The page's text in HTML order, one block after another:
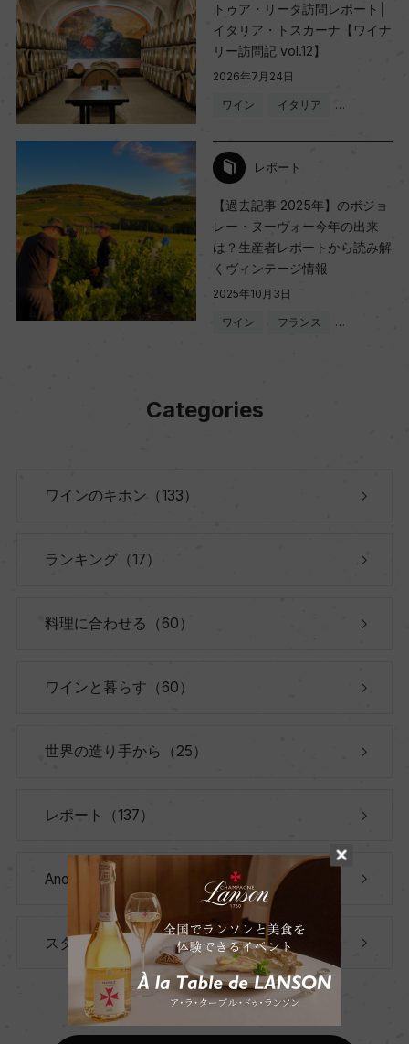
トゥア・リータ訪問レポート│
イタリア・トスカーナ【ワイナ
リー訪問記 vol.12】
2026年7月24日
ワイン イタリア …
レポート
【過去記事 2025年】のボジョ
レー・ヌーヴォー今年の出来
は？生産者レポートから読み解
くヴィンテージ情報
2025年10月3日
ワイン フランス …
Categories
ワインのキホン（133）
ランキング（17）
料理に合わせる（60）
ワインと暮らす（60）
世界の造り手から（25）
レポート（137）
Another Story（39）
スタッフのつぶやき（56）